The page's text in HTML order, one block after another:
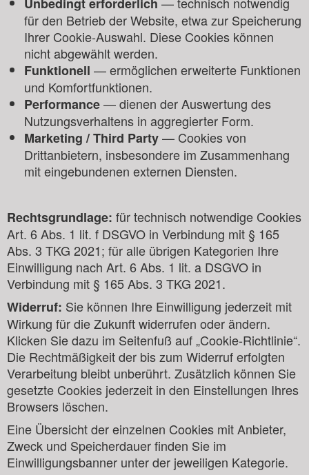
für den Betrieb der Website, etwa zur Speicherung
Ihrer Cookie-Auswahl. Diese Cookies können
nicht abgewählt werden.
Funktionell — ermöglichen erweiterte Funktionen
und Komfortfunktionen.
Performance— dienen der Auswertung des
Nutzungsverhaltens in aggregierter Form.
Marketing / Third Party— Cookies von
Drittanbietern, insbesondere im Zusammenhang
mit eingebundenen externen Diensten.
Rechtsgrundlage: für technisch notwendige Cookies
Art. 6 Abs. 1 lit. f DSGVO in Verbindung mit § 165
Abs. 3 TKG 2021; für alle übrigen Kategorien Ihre
Einwilligung nach Art. 6 Abs. 1 lit. a DSGVO in
Verbindung mit § 165 Abs. 3 TKG 2021.
Widerruf: Sie können Ihre Einwilligung jederzeit mit
Wirkung für die Zukunft widerrufen oder ändern.
Klicken Sie dazu im Seitenfuß auf „Cookie-Richtlinie“.
Die Rechtmäßigkeit der bis zum Widerruf erfolgten
Verarbeitung bleibt unberührt. Zusätzlich können Sie
gesetzte Cookies jederzeit in den Einstellungen Ihres
Browsers löschen.
Eine Übersicht der einzelnen Cookies mit Anbieter,
Zweck und Speicherdauer finden Sie im
Einwilligungsbanner unter der jeweiligen Kategorie.